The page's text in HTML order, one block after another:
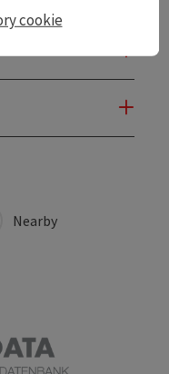
Nearby
cookie